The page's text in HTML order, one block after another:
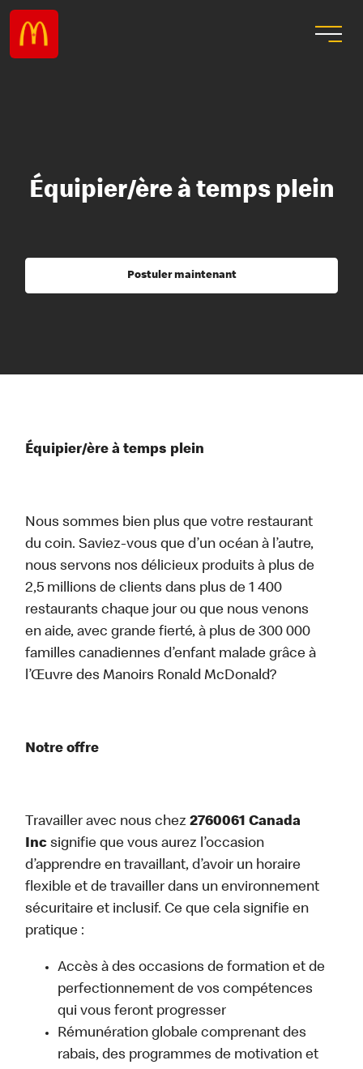
Équipier/ère à temps plein
Postuler maintenant
Équipier/ère à temps plein
Nous sommes bien plus que votre restaurant
du coin. Saviez-vous que d’un océan à l’autre,
nous servons nos délicieux produits à plus de
2,5 millions de clients dans plus de 1 400
restaurants chaque jour ou que nous venons
en aide, avec grande fierté, à plus de 300 000
familles canadiennes d’enfant malade grâce à
l’Œuvre des Manoirs Ronald McDonald?
Notre offre
Travailler avec nous chez2760061 Canada
Incsignifie que vous aurez l’occasion
d’apprendre en travaillant, d’avoir un horaire
flexible et de travailler dans un environnement
sécuritaire et inclusif. Ce que cela signifie en
pratique :
Accès à des occasions de formation et de
perfectionnement de vos compétences
qui vous feront progresser
Rémunération globale comprenant des
rabais, des programmes de motivation et